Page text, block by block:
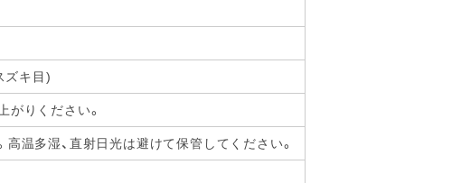
ズキ目)
がりください。
温多湿、直射日光は避けて保管してください。